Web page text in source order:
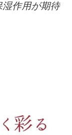
湿作用が期待